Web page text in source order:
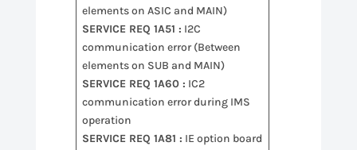
elements on ASIC and MAIN)
SERVICE REQ 1A51 : I2C
communication error (Between
elements on SUB and MAIN)
SERVICE REQ 1A60 : IC2
communication error during IMS
operation
SERVICE REQ 1A81 : IE option board